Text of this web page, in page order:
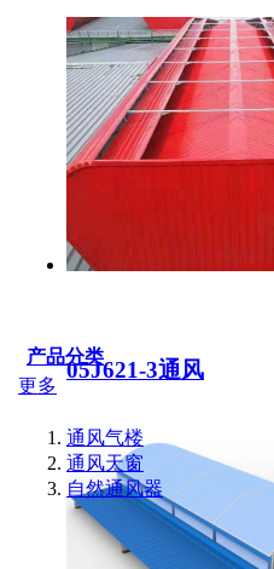
05J621-3通风
产品分类
更多
通风气楼
通风天窗
自然通风器